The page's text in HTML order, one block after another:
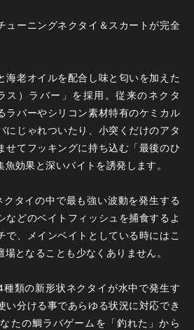
ューニングネクタイ＆スカートが完全
海老オイルを配合し味と匂いを加えた
ス）ラバー」を採用。従来のネクタ
ラバーやシリコン素材特有のケミカル
にじゃれついたり、小突くだけのアタ
せてフッキングに持ち込む「最後のひ
効果と深いバイトを誘発します。
タイの中で最も強い波動を発生する
などのベイトフィッシュを捕食するよ
で、メインベイトとしている時にはこ
となることも少なくありません。
類の新形状ネクタイが水中で発生す
い分ける事であらゆる状況に対応でき
たの鯛ラバゲームを「釣れた」から